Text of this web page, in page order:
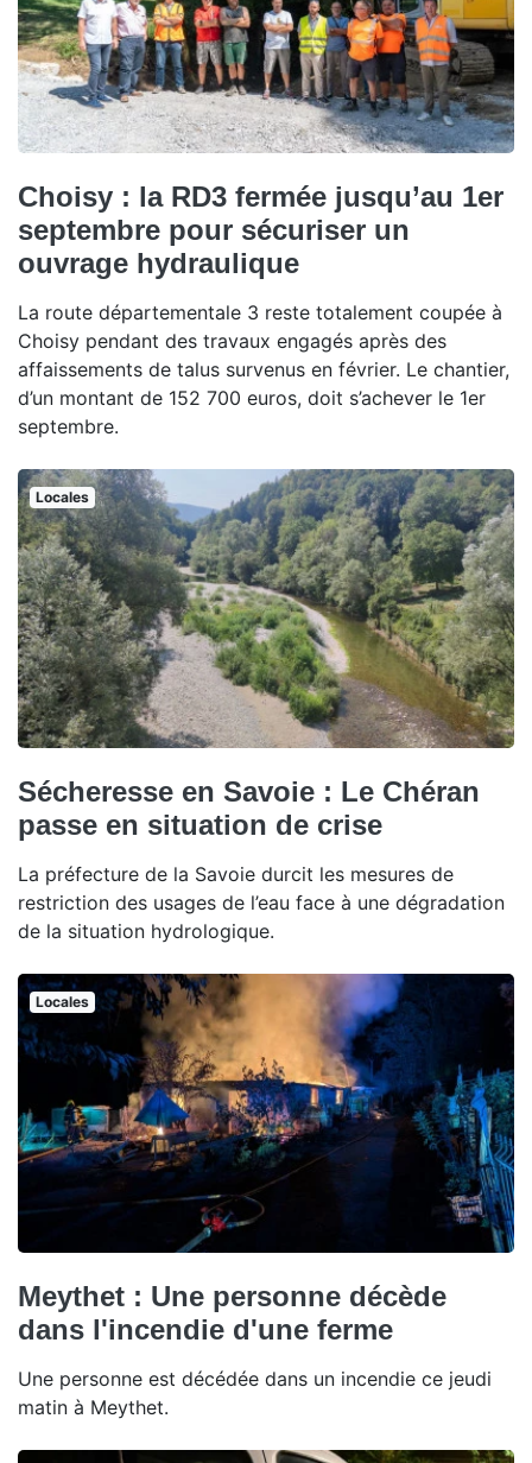
Choisy : la RD3 fermée jusqu’au 1er
septembre pour sécuriser un
ouvrage hydraulique
La route départementale 3 reste totalement coupée à
Choisy pendant des travaux engagés après des
affaissements de talus survenus en février. Le chantier,
d’un montant de 152 700 euros, doit s’achever le 1er
septembre.
Locales
Sécheresse en Savoie : Le Chéran
passe en situation de crise
La préfecture de la Savoie durcit les mesures de
restriction des usages de l’eau face à une dégradation
de la situation hydrologique.
Locales
Meythet : Une personne décède
dans l'incendie d'une ferme
Une personne est décédée dans un incendie ce jeudi
matin à Meythet.